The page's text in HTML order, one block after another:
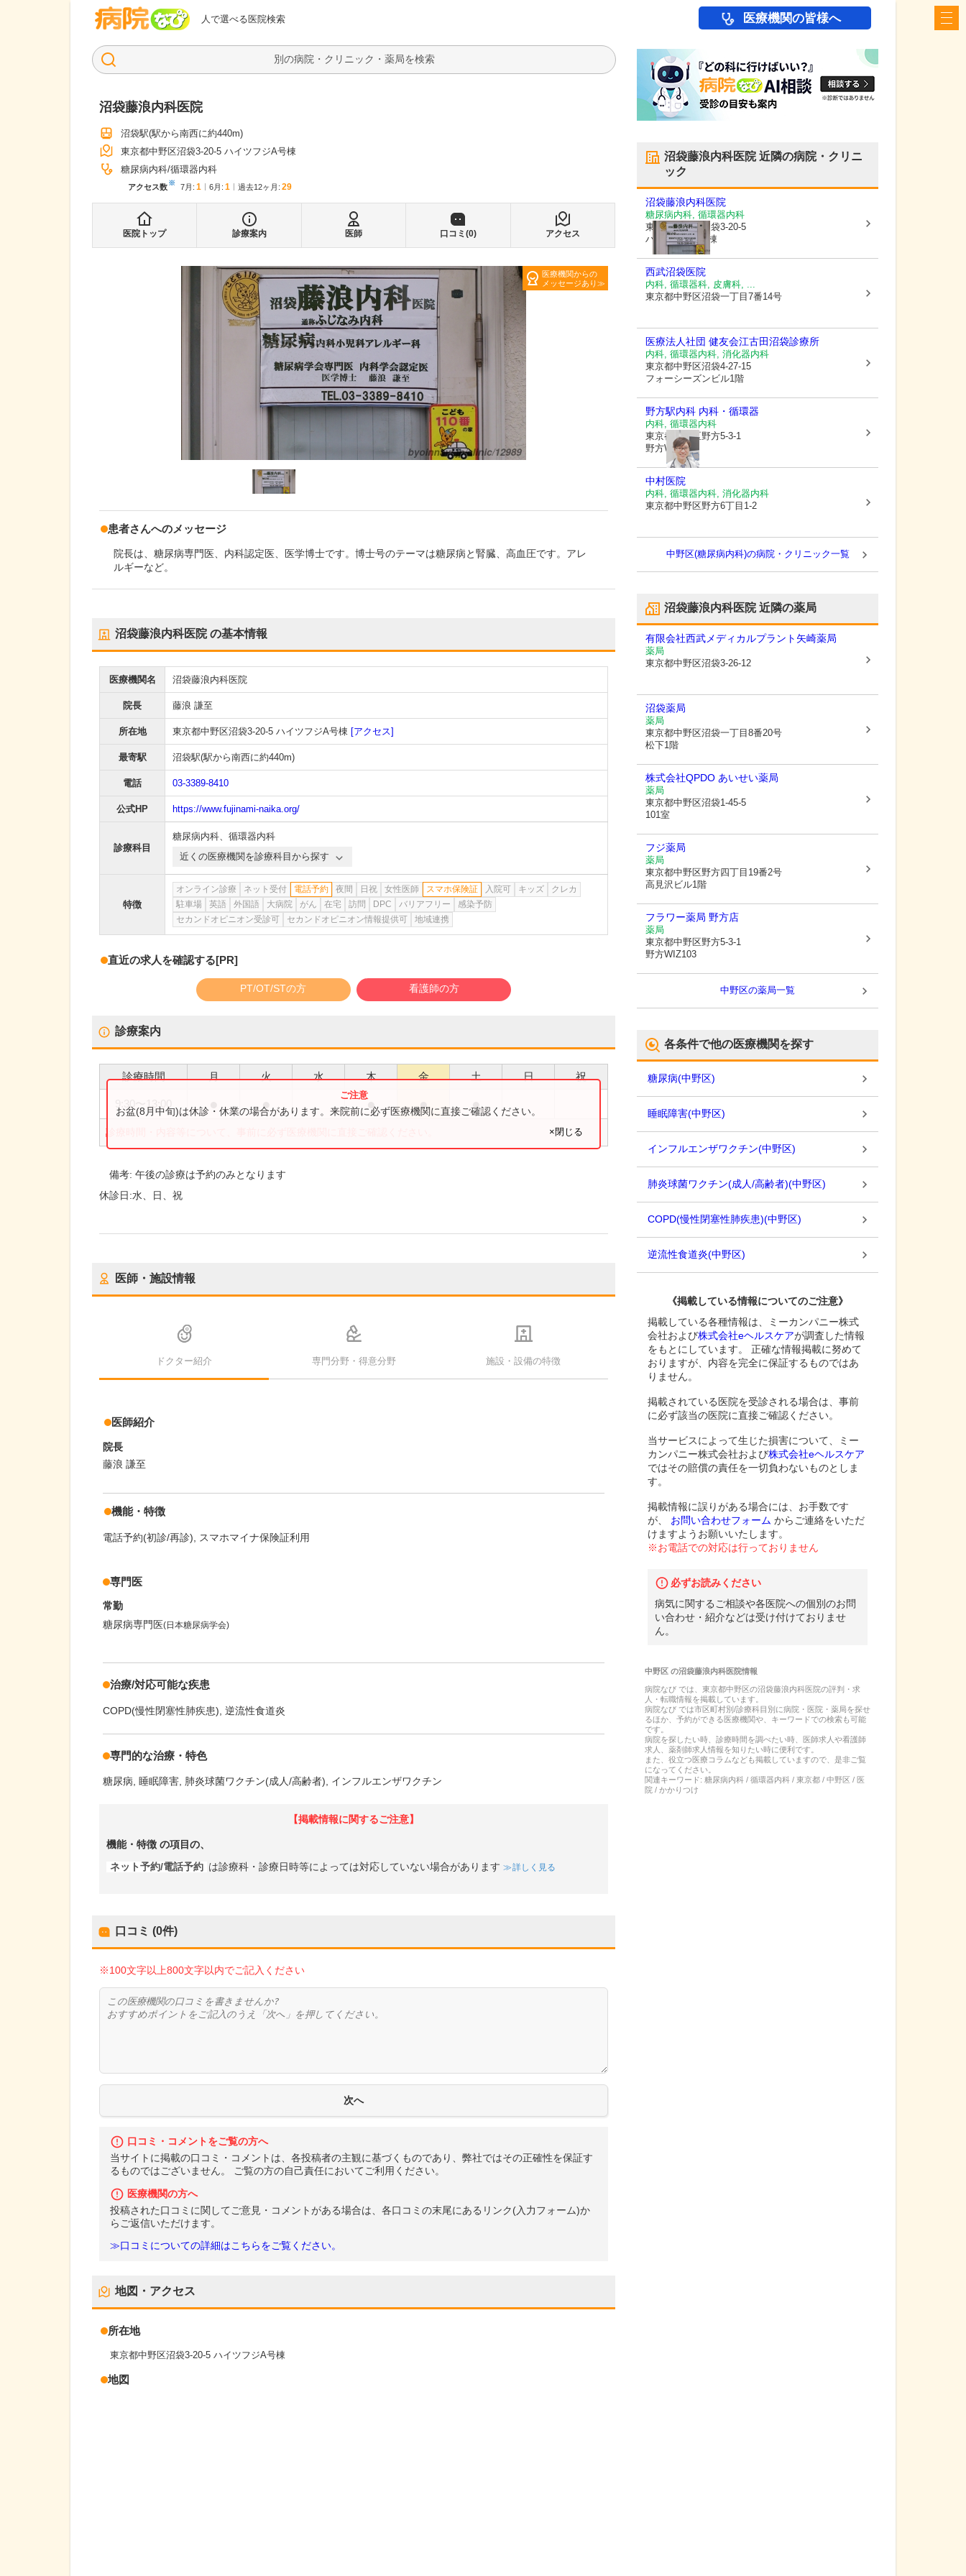
人で選べる医院検索
病院なび 医療機関の皆様へ
検索
沼袋藤浪内科医院
沼袋駅(駅から南西に約440m)
東京都中野区沼袋3-20-5 ハイツフジA号棟
糖尿病内科 循環器内科
アクセス数※ 7月 : 1 6月 : 1 過去12ヶ月: 29
医院トップ 診療案内 医師 口コミ(0) アクセス
医療機関からの
メッセージあり
患者さんへのメッセージ
院長は、糖尿病専門医、内科認定医、医学博士です。博士号のテーマは糖尿病と腎臓、高血圧です。アレ
ルギーなど。
沼袋藤浪内科医院の基本情報
医療機関名 沼袋藤浪内科医院
院長 藤浪 謙至
所在地 東京都中野区沼袋3-20-5 ハイツフジA号棟 [アクセス]
最寄駅 沼袋駅(駅から南西に約440m)
電話 03-3389-8410
公式HP https://www.fujinami-naika.org/
診療科目
糖尿病内科、 循環器内科
近くの医療機関を診療科目から探す
特徴
オンライン診療 ネット受付 電話予約 夜間 日祝 女性医師 スマホ保険証 入院可 キッズ
クレカ
駐車場
英語 外国語 大病院 がん 在宅 訪問 DPC バリアフリー
感染予防
セカンドオピニオン受診可
セカンドオピニオン情報提供可 地域連携
直近の求人を確認する[PR]
PT/OT/STの方 看護師の方
診療案内
診療時間 月 火 水 木 金 土 日 祝
9:30 13:00 ● ● ● ●
診療時間・内容等について、事前に必ず医療機関に直接ご確認ください。
お盆(8月中旬)は休診・休業の場合があります。来院前に必ず医療機関に直接ご確認ください。
×閉じる
備考:午後の診療は予約のみとなります
休診日:水、日、祝
医師・施設情報
ドクター紹介 専門分野・得意分野 施設・設備の特徴
医師紹介
院長
藤浪 謙至
機能・特徴
電話予約(初診/再診) スマホマイナ保険証利用
専門医
常勤
糖尿病専門医(日本糖尿病学会)
治療/対応可能な疾患
COPD(慢性閉塞性肺疾患) 逆流性食道炎
専門的な治療・特色
糖尿病 睡眠障害 肺炎球菌ワクチン(成人/高齢者) インフルエンザワクチン
【掲載情報に関するご注意】
機能・特徴 の項目の、
ネット予約/電話予約 は診療科・診療日時等によっては対応していない場合があります 詳しく見る
口コミ (0件)
※100文字以上800文字以内でご記入ください
口コミ・コメントをご覧の方へ
当サイトに掲載の口コミ・コメントは、各投稿者の主観に基づくものであり、弊社ではその正確性を保証す
るものではございません。 ご覧の方の自己責任においてご利用ください。
医療機関の方へ
投稿された口コミに関してご意見・コメントがある場合は、各口コミの末尾にあるリンク(入力フォーム)か
らご返信いただけます。
≫口コミについての詳細はこちらをご覧ください。
地図・アクセス
所在地
東京都中野区沼袋3-20-5 ハイツフジA号棟
地図
沼袋藤浪内科医院近隣の病院・クリニ
ック
沼袋藤浪内科医院
糖尿病内科, 循環器内科
東京都中野区沼袋3-20-5
ハイツフジA号棟
西武沼袋医院
内科, 循環器科, 皮膚科, ...
東京都中野区沼袋一丁目7番14号
医療法人社団 健友会江古田沼袋診療所
内科, 循環器内科, 消化器内科
東京都中野区沼袋4-27-15
フォーシーズンビル1階
野方駅内科 内科・循環器
内科, 循環器内科
東京都中野区野方5-3-1
野方WIZ1階
中村医院
内科, 循環器内科, 消化器内科
東京都中野区野方6丁目1-2
中野区(糖尿病内科)の病院・クリニック一覧
沼袋藤浪内科医院近隣の薬局
有限会社西武メディカルプラント 矢崎薬局
薬局
東京都中野区沼袋3-26-12
沼袋薬局
薬局
東京都中野区沼袋一丁目8番20号
松下1階
株式会社QPDO あいせい薬局
薬局
東京都中野区沼袋1-45-5
101室
フジ薬局
薬局
東京都中野区野方四丁目19番2号
高見沢ビル1階
フラワー薬局 野方店
薬局
東京都中野区野方5-3-1
野方WIZ103
中野区の薬局一覧
各条件で他の医療機関を探す
糖尿病(中野区)
睡眠障害(中野区)
インフルエンザワクチン(中野区)
肺炎球菌ワクチン(成人/高齢者)(中野区)
COPD(慢性閉塞性肺疾患)(中野区)
逆流性食道炎(中野区)
《掲載している情報についてのご注意》
掲載している各種情報は、ミーカンパニー株式
会社および株式会社eヘルスケアが調査した情報
をもとにしています。 正確な情報掲載に努めて
おりますが、内容を完全に保証するものではあ
りません。
掲載されている医院を受診される場合は、事前
に必ず該当の医院に直接ご確認ください。
当サービスによって生じた損害について、ミー
カンパニー株式会社および株式会社eヘルスケア
ではその賠償の責任を一切負わないものとしま
す。
掲載情報に誤りがある場合には、お手数です
が、
お問い合わせフォーム からご連絡をいただ
けますようお願いいたします。
※お電話での対応は行っておりません
必ずお読みください
病気に関するご相談や各医院への個別のお問
い合わせ・紹介などは受け付けておりませ
ん。
中野区の沼袋藤浪内科医院情報
病院なび では、 東京都中野区の沼袋藤浪内科医院の評判・求
人・転職情報を掲載しています。
病院なび では市区町村別/診療科目別に病院・医院・薬局を探せ
るほか、予約ができる医療機関や、キーワードでの検索も可能
です。
病院を探したい時、診療時間を調べたい時、医師求人や看護師
求人、薬剤師求人情報を知りたい時に便利です。
また、役立つ医療コラムなども掲載していますので、是非ご覧
になってください。
関連キーワード: 糖尿病内科 / 循環器内科 / 東京都 / 中野区 / 医
院 / かかりつけ